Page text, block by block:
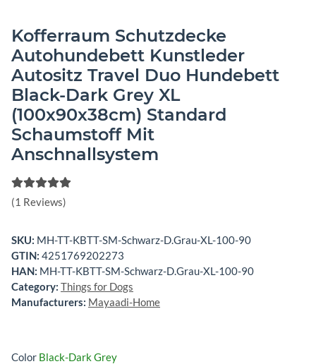
Kofferraum Schutzdecke
Autohundebett Kunstleder
Autositz Travel Duo Hundebett
Black-Dark Grey XL
(100x90x38cm) Standard
Schaumstoff Mit
Anschnallsystem
(1 Reviews)
SKU: MH-TT-KBTT-SM-Schwarz-D.Grau-XL-100-90
GTIN: 4251769202273
HAN: MH-TT-KBTT-SM-Schwarz-D.Grau-XL-100-90
Category: Things for Dogs
Manufacturers: Mayaadi-Home
Color Black-Dark Grey